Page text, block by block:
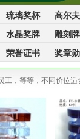
琉璃奖杯 高尔
水晶奖牌 雕刻
荣誉证书 奖章
，等等，不同价位适